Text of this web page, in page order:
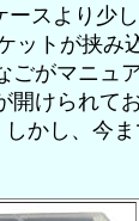
スより少
ットが挟み
ごがマニュ
開けられて
かし、今